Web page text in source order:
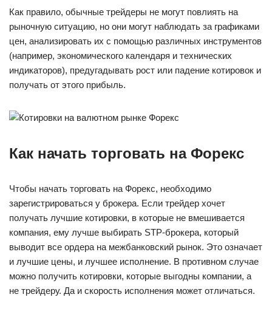
Как правило, обычные трейдеры не могут повлиять на
рыночную ситуацию, но они могут наблюдать за графиками
цен, анализировать их с помощью различных инструментов
(например, экономического календаря и технических
индикаторов), предугадывать рост или падение котировок и
получать от этого прибыль.
Как начать торговать на Форекс
Чтобы начать торговать на Форекс, необходимо
зарегистрироваться у брокера. Если трейдер хочет
получать лучшие котировки, в которые не вмешивается
компания, ему лучше выбирать STP-брокера, который
выводит все ордера на межбанковский рынок. Это означает
и лучшие цены, и лучшее исполнение. В противном случае
можно получить котировки, которые выгодны компании, а
не трейдеру. Да и скорость исполнения может отличаться.